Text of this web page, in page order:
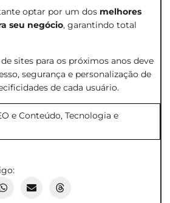
optar por um dos melhores
seu negócio, garantindo total
sites para os próximos anos deve
segurança e personalização de
de cada usuário.
e Conteúdo, Tecnologia e